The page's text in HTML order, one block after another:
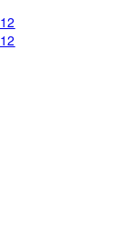
12
12